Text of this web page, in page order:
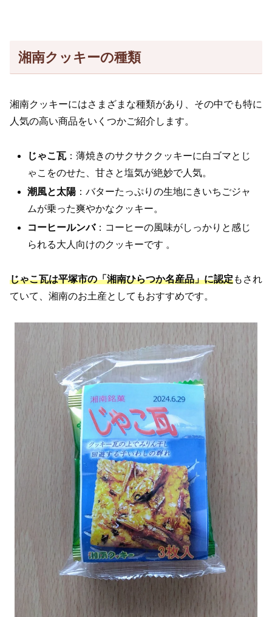
湘南クッキーの種類
湘南クッキーにはさまざまな種類があり、その中でも特に
人気の高い商品をいくつかご紹介します。
じゃこ瓦：薄焼きのサクサククッキーに白ゴマとじ
ゃこをのせた、甘さと塩気が絶妙で人気。
潮風と太陽 ：バターたっぷりの生地にきいちごジャ
ムが乗った爽やかなクッキー。
コーヒールンバ：コーヒーの風味がしっかりと感じ
られる大人向けのクッキーです​ ​。
じゃこ瓦は平塚市の「湘南ひらつか名産品」に認定もされ
ていて、湘南のお土産としてもおすすめです。